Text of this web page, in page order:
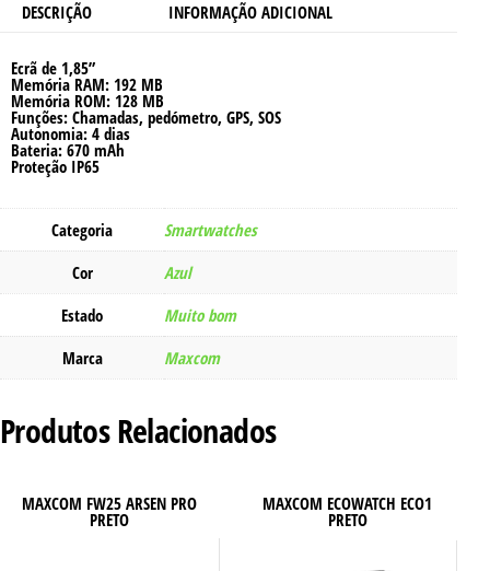
DESCRIÇÃO INFORMAÇÃO ADICIONAL
Ecrã de 1,85”
Memória RAM: 192 MB
Memória ROM: 128 MB
Funções: Chamadas, pedómetro, GPS, SOS
Autonomia: 4 dias
Bateria: 670 mAh
Proteção IP65
Categoria
Smartwatches
Cor
Azul
Estado
Muito bom
Marca
Maxcom
Produtos Relacionados
MAXCOM FW25 ARSEN PRO
PRETO
MAXCOM ECOWATCH ECO1
PRETO